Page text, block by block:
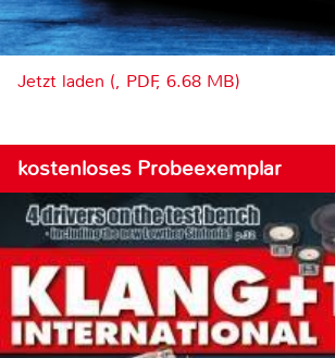
Jetzt laden (, PDF, 6.68 MB)
kostenloses Probeexemplar